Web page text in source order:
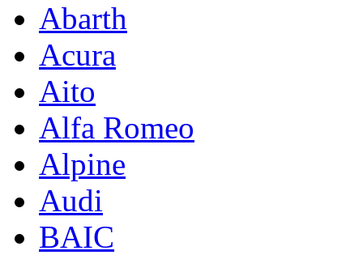
Abarth
Acura
Aito
Alfa Romeo
Alpine
Audi
BAIC